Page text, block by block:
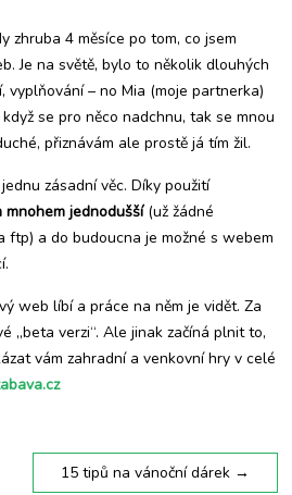
zhruba 4 měsíce po tom, co jsem
Je na světě, bylo to několik dlouhých
vyplňování – no Mia (moje partnerka)
se pro něco nadchnu, tak se mnou
přiznávám ale prostě já tím žil.
zásadní věc. Díky použití
mnohem jednodušší(už žádné
ftp) a do budoucna je možné s webem
web líbí a práce na něm je vidět. Za
„beta verzi“. Ale jinak začíná plnit to,
vám zahradní a venkovní hry v celé
15 tipů na vánoční dárek →